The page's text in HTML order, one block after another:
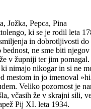
Jožka, Pepca, Pina
ki se je rodil leta
in dobrotljivosti
ne sme biti
v župniji ter jim
nimajo nikogar in si ne
mestom in jo imenoval
Veliko pozornost je
včasih že v skrajni sili,
Pij XI. leta 1934.